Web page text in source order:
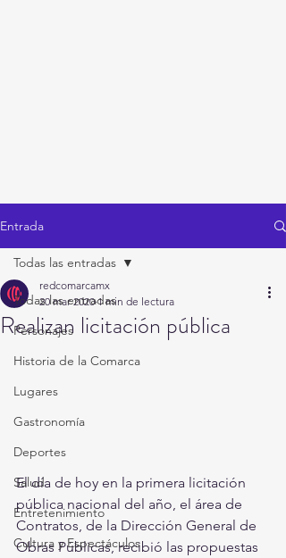
Entrada
Todas las entradas
Personajes
Historia de la Comarca
Lugares
Gastronomía
Deportes
Salud
Entretenimiento
Cultura y Espectáculos
Todas las entradas
Realizan licitación pública
redcomarcamx
20 mar 2020 1 min de lectura
El día de hoy en la primera licitación
pública nacional del año, el área de
Contratos, de la Dirección General de
Obras Públicas, recibió las propuestas